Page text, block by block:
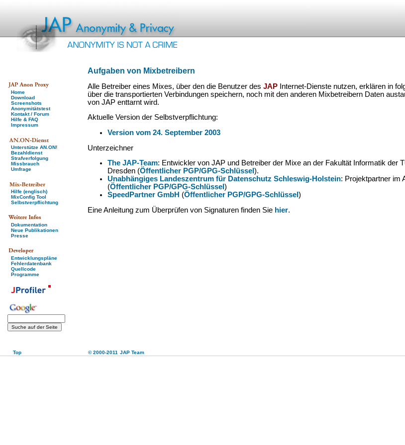
Home
Download
Screenshots
Anonymitätstest
Kontakt / Forum
Hilfe & FAQ
Impressum
Unterstütze AN.ON!
Bezahldienst
Strafverfolgung
Missbrauch
Umfrage
Hilfe (englisch)
MixConfig Tool
Selbstverpflichtung
Dokumentation
Neue Publikationen
Presse
Entwicklungspläne
Fehlerdatenbank
Quellcode
Programme
Aufgaben von Mixbetreibern
Alle Betreiber eines Mixes, über den die Benutzer des JAP Internet-Dienste nutzen, erklären in
über die transportierten Verbindungen speichern, noch mit den anderen Mixbetreibern Daten
von JAP enttarnt wird.
Aktuelle Version der Selbstverpflichtung:
Version vom 24. September 2003
Unterzeichner
The JAP-Team: Entwickler von JAP und Betreiber der Mixe an der Fakultät Informatik der
Dresden (Öffentlicher PGP/GPG-Schlüssel ).
Unabhängiges Landeszentrum für Datenschutz Schleswig-Holstein: Projektpartner im
(Öffentlicher PGP/GPG-Schlüssel )
SpeedPartner GmbH (Öffentlicher PGP/GPG-Schlüssel )
Eine Anleitung zum Überprüfen von Signaturen finden Sie hier.
Top © 2000-2011 JAP Team